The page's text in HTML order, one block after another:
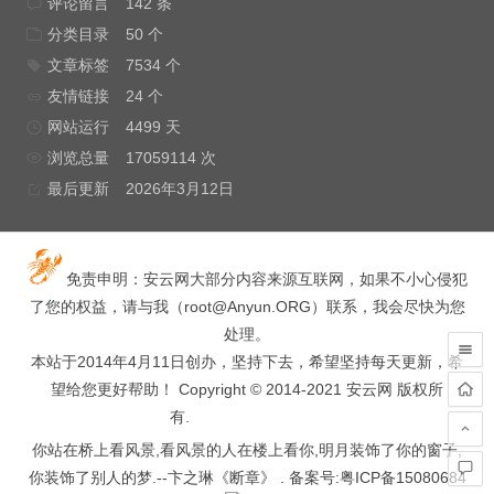
评论留言
142 条
分类目录
50 个
文章标签
7534 个
友情链接
24 个
网站运行
4499 天
浏览总量
17059114 次
最后更新
2026年3月12日
免责申明：安云网大部分内容来源互联网，如果不小心侵犯
了您的权益，请与我（root@Anyun.ORG）联系，我会尽快为您
处理。
本站于2014年4月11日创办，坚持下去，希望坚持每天更新，希
望给您更好帮助！ Copyright © 2014-2021 安云网 版权所
有.
你站在桥上看风景,看风景的人在楼上看你,明月装饰了你的窗子,
你装饰了别人的梦.--卞之琳《断章》 . 备案号:粤ICP备15080684